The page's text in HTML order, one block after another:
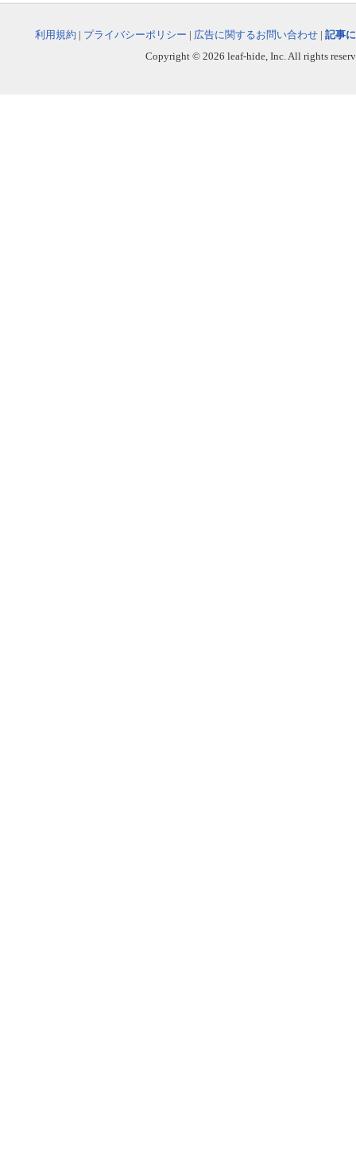
利用規約 | プライバシーポリシー | 広告に関するお問い合わせ | 記事
Copyright © 2026 leaf-hide, Inc. All rights